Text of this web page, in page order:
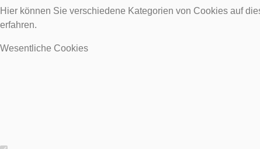
Hier können Sie verschiedene Kategorien von Cookies auf
erfahren.
Wesentliche Cookies